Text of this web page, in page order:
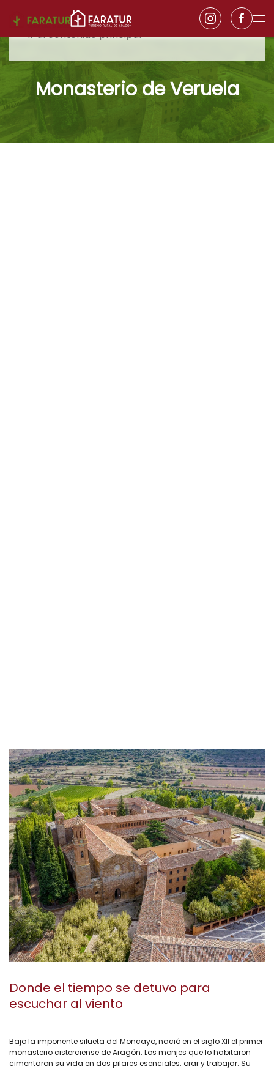
Ir al contenido principal
Monasterio de Veruela
Donde el tiempo se detuvo para
escuchar al viento
Bajo la imponente silueta del Moncayo, nació en el siglo XII el primer
monasterio cisterciense de Aragón. Los monjes que lo habitaron
cimentaron su vida en dos pilares esenciales: orar y trabajar. Su